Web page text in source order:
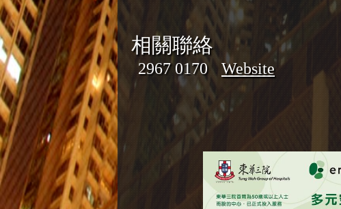
相關聯絡
2967 0170 Website